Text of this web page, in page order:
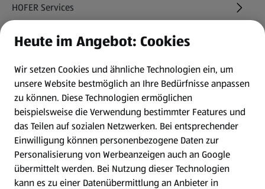
HOFER Services
Newsletter
WhatsApp
Gewinnspiele
Mein HOFER. Meine Einkäufe.
Meine Meinung. Mein HOFER.
Heute im Angebot: Cookies
Wir setzen Cookies und ähnliche Technologien ein, um
unsere Website bestmöglich an Ihre Bedürfnisse anpassen
zu können. Diese Technologien ermöglichen
beispielsweise die Verwendung bestimmter Features und
das Teilen auf sozialen Netzwerken. Bei entsprechender
Einwilligung können personenbezogene Daten zur
Personalisierung von Werbeanzeigen auch an Google
übermittelt werden. Bei Nutzung dieser Technologien
kann es zu einer Datenübermittlung an Anbieter in